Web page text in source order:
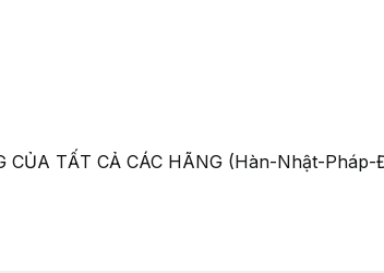
TẤT CẢ CÁC HÃNG (Hàn-Nhật-